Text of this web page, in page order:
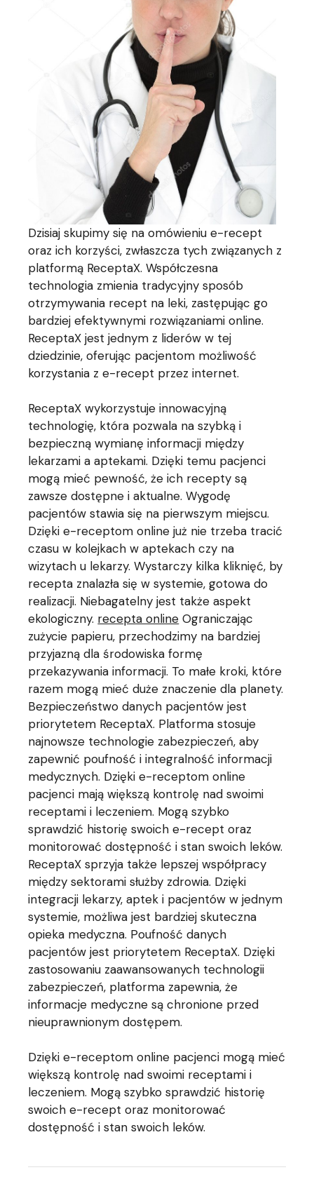
Dzisiaj skupimy się na omówieniu e-recept
oraz ich korzyści, zwłaszcza tych związanych z
platformą ReceptaX. Współczesna
technologia zmienia tradycyjny sposób
otrzymywania recept na leki, zastępując go
bardziej efektywnymi rozwiązaniami online.
ReceptaX jest jednym z liderów w tej
dziedzinie, oferując pacjentom możliwość
korzystania z e-recept przez internet.
ReceptaX wykorzystuje innowacyjną
technologię, która pozwala na szybką i
bezpieczną wymianę informacji między
lekarzami a aptekami. Dzięki temu pacjenci
mogą mieć pewność, że ich recepty są
zawsze dostępne i aktualne. Wygodę
pacjentów stawia się na pierwszym miejscu.
Dzięki e-receptom online już nie trzeba tracić
czasu w kolejkach w aptekach czy na
wizytach u lekarzy. Wystarczy kilka kliknięć, by
recepta znalazła się w systemie, gotowa do
realizacji. Niebagatelny jest także aspekt
ekologiczny. recepta online Ograniczając
zużycie papieru, przechodzimy na bardziej
przyjazną dla środowiska formę
przekazywania informacji. To małe kroki, które
razem mogą mieć duże znaczenie dla planety.
Bezpieczeństwo danych pacjentów jest
priorytetem ReceptaX. Platforma stosuje
najnowsze technologie zabezpieczeń, aby
zapewnić poufność i integralność informacji
medycznych. Dzięki e-receptom online
pacjenci mają większą kontrolę nad swoimi
receptami i leczeniem. Mogą szybko
sprawdzić historię swoich e-recept oraz
monitorować dostępność i stan swoich leków.
ReceptaX sprzyja także lepszej współpracy
między sektorami służby zdrowia. Dzięki
integracji lekarzy, aptek i pacjentów w jednym
systemie, możliwa jest bardziej skuteczna
opieka medyczna. Poufność danych
pacjentów jest priorytetem ReceptaX. Dzięki
zastosowaniu zaawansowanych technologii
zabezpieczeń, platforma zapewnia, że
informacje medyczne są chronione przed
nieuprawnionym dostępem.
Dzięki e-receptom online pacjenci mogą mieć
większą kontrolę nad swoimi receptami i
leczeniem. Mogą szybko sprawdzić historię
swoich e-recept oraz monitorować
dostępność i stan swoich leków.